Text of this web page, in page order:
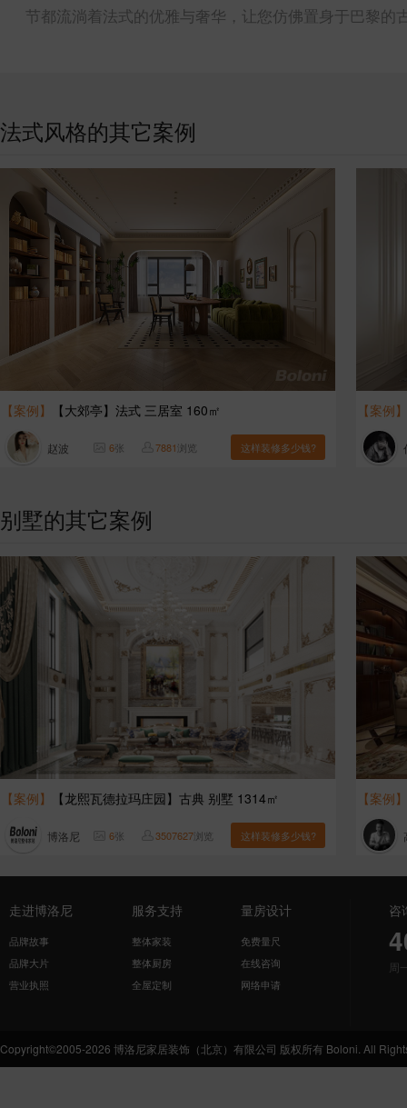
节都流淌着法式的优雅与奢华，让您仿佛置身于巴黎的
法式风格的其它案例
【案例】 【大郊亭】法式 三居室 160㎡
赵波 6张 7881浏览 这样装修多少钱?
【案例】
别墅的其它案例
【案例】 【龙熙瓦德拉玛庄园】古典 别墅 1314㎡
博洛尼 6张 3507627浏览 这样装修多少钱?
【案例】
走进博洛尼
品牌故事
品牌大片
营业执照
服务支持
整体家装
整体厨房
全屋定制
量房设计
免费量尺
在线咨询
网络申请
咨
周
Copyright©2005-2026 博洛尼家居装饰（北京）有限公司 版权所有 Boloni. All